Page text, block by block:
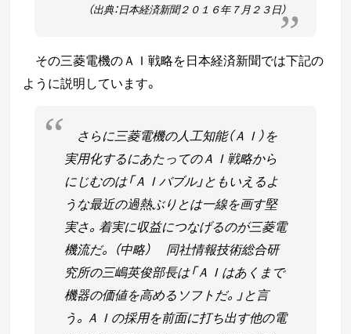
（出典：日本経済新聞２０１６年７月２３日）
その三菱電機のＡＩ戦略を日本経済新聞では下記の
ように説明しています。
さらに三菱電機の人工知能（ＡＩ）を
実用化するにあたってのＡＩ戦略から
にじむのは「ＡＩバブル」ともいえるよ
うな最近の過熱ぶりとは一線を画す堅
実さ。 着実に収益につなげるのが三菱電
機流だ。 （中略）
同社情報技術総合研
究所の三嶋英俊部長は「ＡＩはあくまで
機器の価値を高める ソフトだ。」と言
う。 ＡＩの採用を前面に打ち出す他の電